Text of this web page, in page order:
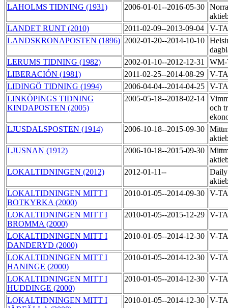
LAHOLMS TIDNING (1931)
2006-01-01--2016-05-30
LANDET RUNT (2010)
2011-02-09--2013-09-04
V-
LANDSKRONAPOSTEN (1896) 2002-01-20--2014-10-10
LERUMS TIDNING (1982)
2002-01-10--2012-12-31
LIBERACIÓN (1981)
2011-02-25--2014-08-29
V-
LIDINGÖ TIDNING (1994)
2006-04-04--2014-04-25 V-
LINKÖPINGS TIDNING
KINDAPOSTEN (2005)
2005-05-18--2018-02-14
och
LJUSDALSPOSTEN (1914)
2006-10-18--2015-09-30
LJUSNAN (1912)
2006-10-18--2015-09-30
LOKALTIDNINGEN (2012)
2012-01-11--
LOKALTIDNINGEN MITT I
BOTKYRKA (2000)
2010-01-05--2014-09-30 V-
LOKALTIDNINGEN MITT I
BROMMA (2000)
2010-01-05--2015-12-29 V-
LOKALTIDNINGEN MITT I
DANDERYD (2000)
2010-01-05--2014-12-30 V-
LOKALTIDNINGEN MITT I
HANINGE (2000)
2010-01-05--2014-12-30 V-
LOKALTIDNINGEN MITT I
HUDDINGE (2000)
2010-01-05--2014-12-30 V-
LOKALTIDNINGEN MITT I
2010-01-05--2014-12-30 V-